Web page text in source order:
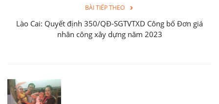
BÀI TIẾP THEO
Lào Cai: Quyết định 350/QĐ-SGTVTXD Công bố Đơn giá
nhân công xây dựng năm 2023